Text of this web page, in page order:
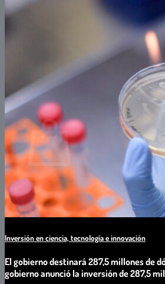
Asistencia Comercial
PROFESIONALES NO IT
Buscar
por:
0
Carrito
No hay productos en el carrito.
Inversión en ciencia, tecnología e innovación
El gobierno destinará 287,5 millones de
gobierno anunció la inversión de 287,5